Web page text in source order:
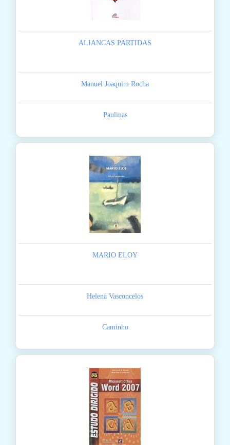
ALIANCAS PARTIDAS
Manuel Joaquim Rocha
Paulinas
MARIO ELOY
Helena Vasconcelos
Caminho